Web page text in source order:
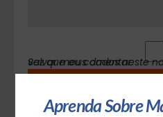
Salvar meus dados neste navegador para a próxima vez que eu comentar.
Aprenda Sobre